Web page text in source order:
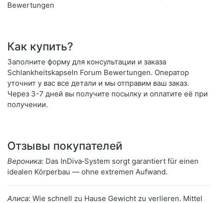
Bewertungen
Как купить?
Заполните форму для консультации и заказа
Schlankheitskapseln Forum Bewertungen. Оператор
уточнит у вас все детали и мы отправим ваш заказ.
Через 3-7 дней вы получите посылку и оплатите её при
получении.
Отзывы покупателей
Вероника: Das InDiva‑System sorgt garantiert für einen
idealen Körperbau — ohne extremen Aufwand.
Алиса: Wie schnell zu Hause Gewicht zu verlieren. Mittel